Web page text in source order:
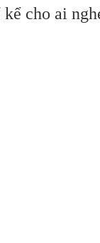
cho ai